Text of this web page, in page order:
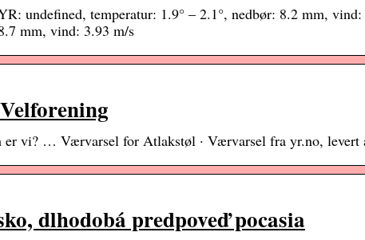
undefined, temperatur: 1.9° – 2.1°, nedbør: 8.2 mm,
mm, vind: 3.93 m/s
er vi? … Værvarsel for Atlakstøl · Værvarsel fra yr.no,
dlhodobá predpoveď pocasia